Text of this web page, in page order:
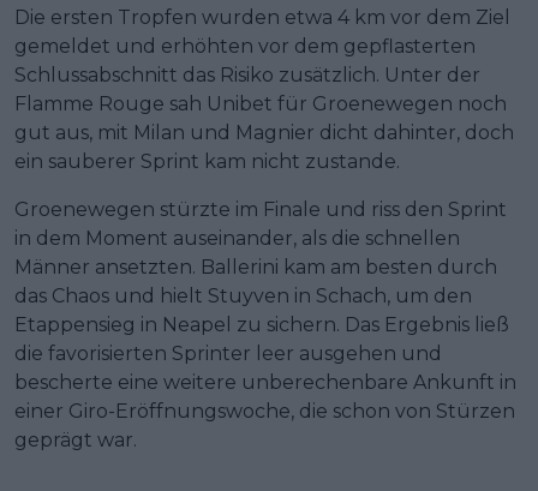
Die ersten Tropfen wurden etwa 4 km vor dem Ziel
gemeldet und erhöhten vor dem gepflasterten
Schlussabschnitt das Risiko zusätzlich. Unter der
Flamme Rouge sah Unibet für Groenewegen noch
gut aus, mit Milan und Magnier dicht dahinter, doch
ein sauberer Sprint kam nicht zustande.
Groenewegen stürzte im Finale und riss den Sprint
in dem Moment auseinander, als die schnellen
Männer ansetzten. Ballerini kam am besten durch
das Chaos und hielt Stuyven in Schach, um den
Etappensieg in Neapel zu sichern. Das Ergebnis ließ
die favorisierten Sprinter leer ausgehen und
bescherte eine weitere unberechenbare Ankunft in
einer Giro-Eröffnungswoche, die schon von Stürzen
geprägt war.